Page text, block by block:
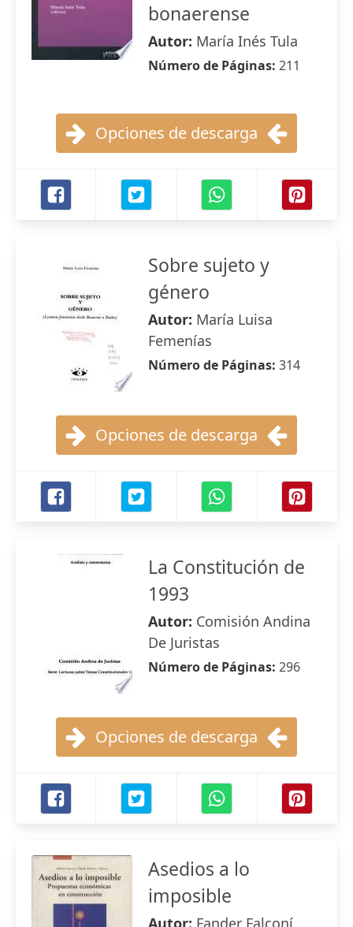
bonaerense
Autor: María Inés Tula
Número de Páginas: 211
Opciones de descarga
Sobre sujeto y
género
Autor: María Luisa
Femenías
Número de Páginas: 314
Opciones de descarga
La Constitución de
1993
Autor: Comisión Andina
De Juristas
Número de Páginas: 296
Opciones de descarga
Asedios a lo
imposible
Autor: Fander Falconí